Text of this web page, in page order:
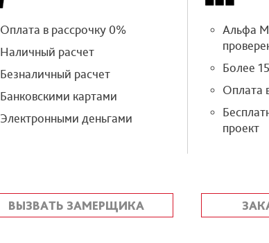
Оплата в рассрочку 0%
Наличный расчет
Безналичный расчет
Банковскими картами
Электронными деньгами
Альфа
Более
Оплата
проект
ВЫЗВАТЬ ЗАМЕРЩИКА